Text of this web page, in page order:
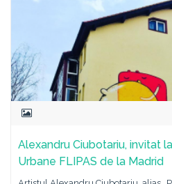
Alexandru Ciubotariu, invitat
Urbane FLIPAS de la Madrid